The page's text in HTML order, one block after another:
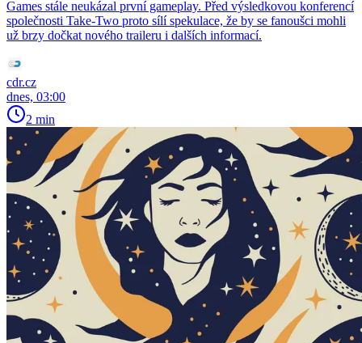
Games stále neukázal první gameplay. Před výsledkovou konferencí
společnosti Take-Two proto sílí spekulace, že by se fanoušci mohli
už brzy dočkat nového traileru i dalších informací.
cdr.cz
dnes, 03:00
2 min